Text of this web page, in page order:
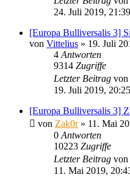
24. Juli 2019, 21:39
[Europa Bulliversalis 3]
von Vittelius » 19. Juli
4 Antworten
9314 Zugriffe
Letzter Beitrag von
19. Juli 2019, 20:25
[Europa Bulliversalis 3]
von Zak0r» 11. Mai
0 Antworten
10223 Zugriffe
Letzter Beitrag von
11. Mai 2019,